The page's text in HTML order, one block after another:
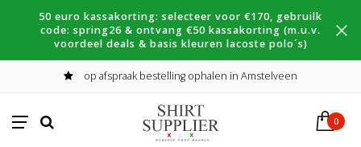
50 euro kassakorting: selecteer voor €170, gebruilk
code: spring26 & ontvang €50 kassakorting (m.u.v.
voordeel deals & basis kleuren lacoste polo´s)
op afspraak bestelling ophalen in Amstelveen
0